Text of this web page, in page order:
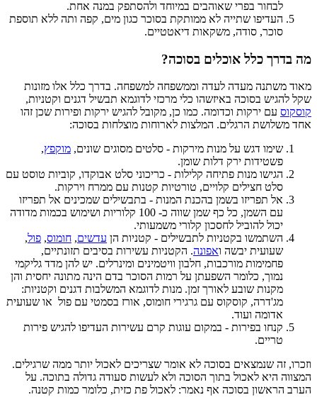
לבחור בפרי שאוהבים במיוחד ולהסתפק במנה אחת.
העדיפו שתייה לא ממותקת בסוכר כגון מים, קפה ותה ללא תוספת
סוכר, סודה, משקאות דיאטטיים.
מה בדרך כלל אוכלים בסוכה?
מאוד משתנה מעדה לעדה וממשפחה למשפחה. בדרך כלל אלו מזונות
שקל להגיש בסוכה באיזשהו כלי מרכזי לדוגמא תבשיל דגנים וקטניות,
קוסקוס עם ירקות וכדומה. כמו כן, מקובל להגיש ירקות ופירות שכן זהו
אחד משלושת הרגלים. המלצות לארוחות מוצלחות בסוכה:
שימו דגש על מנות מירקות - סלטים מסוגים שונים, מוקפץ,
פשטידות ירק דלות שומן.
הגישו מנות פתיחה קלילות - כריכוני סלט אבוקדו, קוביות טוסט עם
סלט חצילים קלויים, טורטיות קטנות עם ממרח וירקות.
אל תפריזו בשמן בהכנת המנות - בתבשילים שמכינים אל תפריזו
עם השמן, כל כף שמן שווה כ- 100 קלוריות ושימוש בכמות מדודה
יכול להוביל לחסכון קלורי משמעותי.
השתמשו בקטניות לתבשילים - קטניות הן עדשים, חומוס, פול,
שעועית יבשה ואפונה. הקטניות עשירות בסיבים תזונתיים,
פחמימות מורכבות, חלבון וויטמינים ומינרלים. יש להן מדד גליקמי
נמוך, כלומר השפעתן על רמות הסוכר בדם הינה מתונה יחסית והן
מקנות שובע לאורך זמן. מנות לדוגמא המשלבות דגנים וקטניות:
מג'דרה, קוסקוס עם גרגירי חומוס, אורז בסמטי עם פול או שעועית
אדומה ועוד.
קנחו בפירות - במקום עוגות קרם עשירות העדיפו להגיש פירות
טריים.
וזכרו, זה שנמצאים בסוכה לא אומר שצריכים לאכול יותר ממה שרגילים.
המצווה היא לאכול בתוך הסוכה ולא לעשות סעודה גדולה בתוכה. על
הערב הראשון בסוכה אף נאמר: לאכול פת כזית, כלומר כמות קטנה.